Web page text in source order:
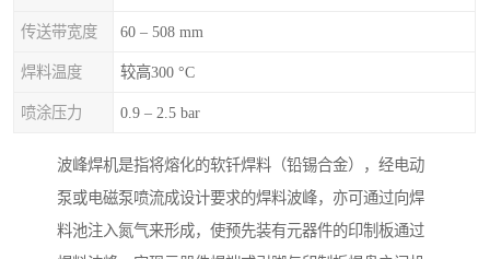
传送带宽度 60 – 508 mm
焊料温度 较高300 °C
喷涂压力 0.9 – 2.5 bar
波峰焊机是指将熔化的软钎焊料（铅锡合金），经电动
泵或电磁泵喷流成设计要求的焊料波峰，亦可通过向焊
料池注入氮气来形成，使预先装有元器件的印制板通过